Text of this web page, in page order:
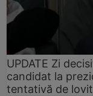
UPDATE Zi
candidat la
tentativă de